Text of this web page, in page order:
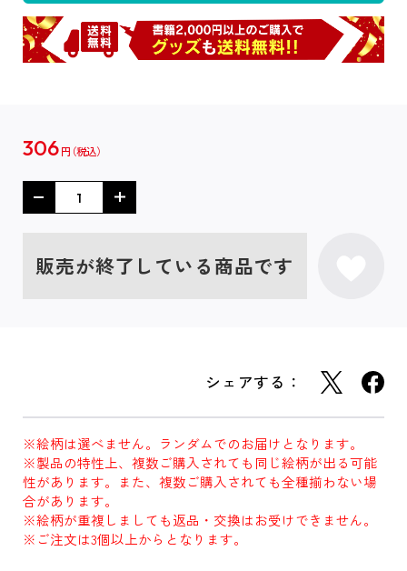
306 円
販売が終了している商品です
シェアする：
※絵柄は選べません。ランダムでのお届けとなります。
※製品の特性上、複数ご購入されても同じ絵柄が出る可能
性があります。また、複数ご購入されても全種揃わない場
合があります。
※絵柄が重複しましても返品・交換はお受けできません。
※ご注文は3個以上からとなります。